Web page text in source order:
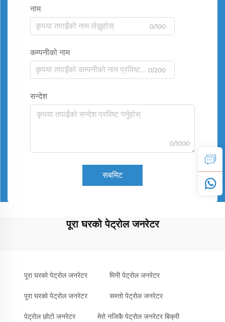
नाम
0/100
कम्पनीको नाम
0/200
सन्देश
0/1000
सबमिट
पूरा घरको पेट्रोल जनरेटर
पूरा घरको पेट्रोल जनरेटर मिनी पेट्रोल जनरेटर
पूरा घरको पेट्रोल जनरेटर सस्तो पेट्रोल जनरेटर
पेट्रोल छोटो जनरेटर मेरो नजिकै पेट्रोल जनरेटर बिक्री